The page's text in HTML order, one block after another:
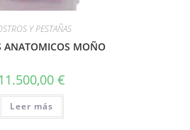
Y PESTAÑAS
ANATOMICOS MOÑO
11.500,00 €
Leer más